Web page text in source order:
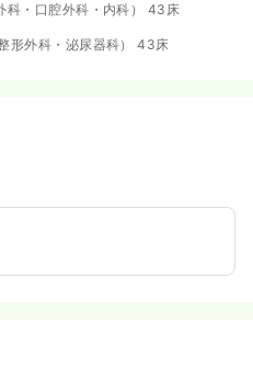
科・口腔外科・内科） 43床
形外科・泌尿器科） 43床